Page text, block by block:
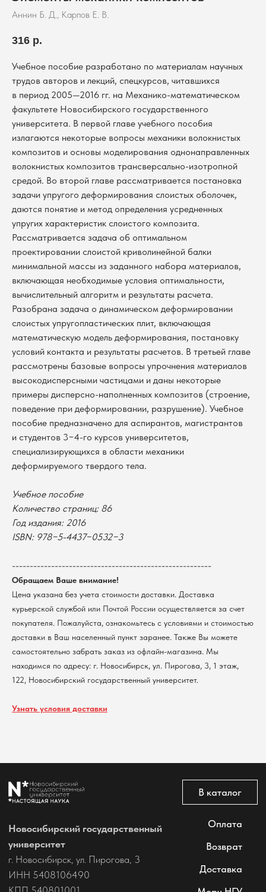
Аннин Б. Д., Карпов Е. В.
316 р.
Учебное пособие разработано по материалам научных
трудов авторов и лекций, спецкурсов, читавшихся
в период 2005—2016 гг. на Механико-математическом
факультете Новосибирского государственного
университета. В первой главе учебного пособия
излагаются некоторые вопросы механики волокнистых
композитов и основы моделирования однонаправленных
волокнистых композитов трансверсально-изотропной
средой. Во второй главе рассматривается постановка
задачи упругого деформирования слоистых оболочек,
даются понятие и метод определения усредненных
упругих характеристик слоистого композита.
Рассматривается задача об оптимальном
проектировании слоистой криволинейной балки
минимальной массы из заданного набора материалов,
включающая необходимые условия оптимальности,
вычислительный алгоритм и результаты расчета.
Разобрана задача о динамическом деформировании
слоистых упругопластических плит, включающая
математическую модель деформирования, постановку
условий контакта и результаты расчетов. В третьей главе
рассмотрены базовые вопросы упрочнения материалов
высокодисперсными частицами и даны некоторые
примеры дисперсно-наполненных композитов (строение,
поведение при деформировании, разрушение). Учебное
пособие предназначено для аспирантов, магистрантов
и студентов 3−4-го курсов университетов,
специализирующихся в области механики
деформируемого твердого тела.
Учебное пособие
Количество страниц: 86
Год издания: 2016
ISBN: 978−5-4437−0532−3
--------------------------------------------------------
Обращаем Ваше внимание!
Цена указана без учета стоимости доставки. Доставка
курьерской службой или Почтой России осуществляется за счет
покупателя. Пожалуйста, ознакомьтесь с условиями и стоимостью
доставки в Ваш населенный пункт заранее. Также Вы можете
самостоятельно забрать заказ из офлайн-магазина. Мы
находимся по адресу: г. Новосибирск, ул. Пирогова, 3, 1 этаж,
122, Новосибирский государственный университет.
Узнать условия доставки
В каталог
@2026 Новосибирский государственный университет.
пользователей сайта
Новосибирский государственный
ИНН 5408106490
КПП 540801001